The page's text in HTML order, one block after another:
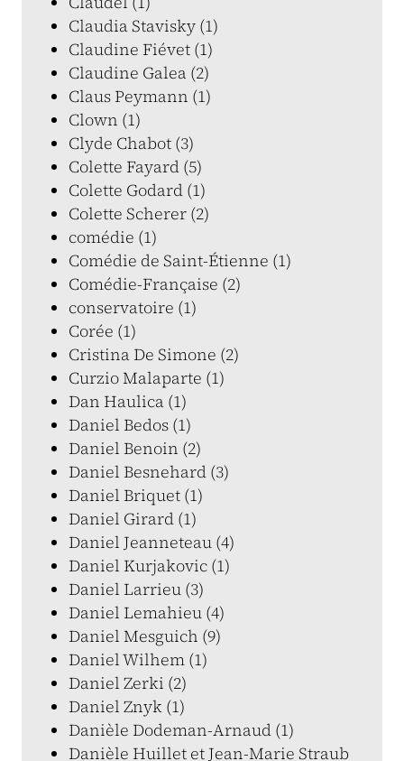
Claudia Stavisky (1)
Claudine Fiévet (1)
Claudine Galea (2)
Claus Peymann (1)
Clown (1)
Clyde Chabot (3)
Colette Fayard (5)
Colette Godard (1)
Colette Scherer (2)
comédie (1)
Comédie de Saint-Étienne (1)
Comédie-Française (2)
conservatoire (1)
Corée (1)
Cristina De Simone (2)
Curzio Malaparte (1)
Dan Haulica (1)
Daniel Bedos (1)
Daniel Benoin (2)
Daniel Besnehard (3)
Daniel Briquet (1)
Daniel Girard (1)
Daniel Jeanneteau (4)
Daniel Kurjakovic (1)
Daniel Larrieu (3)
Daniel Lemahieu (4)
Daniel Mesguich (9)
Daniel Wilhem (1)
Daniel Zerki (2)
Daniel Znyk (1)
Danièle Dodeman-Arnaud (1)
Danièle Huillet et Jean-Marie Straub